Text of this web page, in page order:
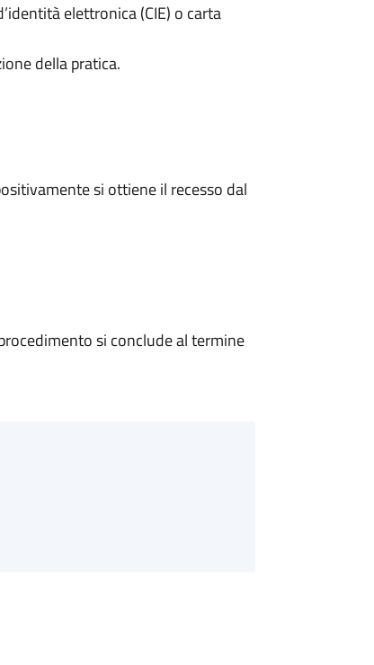
elettronica (CIE) o carta
della pratica.
si ottiene il recesso dal
si conclude al termine